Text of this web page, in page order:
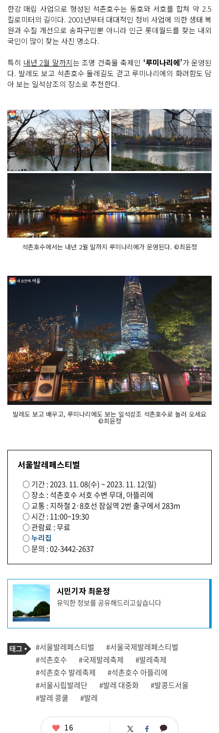
한강 매립 사업으로 형성된 석촌호수는 동호와 서호를 합쳐 약 2.5
킬로미터의 길이다. 2001년부터 대대적인 정비 사업에 의한 생태 복
원과 수질 개선으로 송파구민뿐 아니라 인근 롯데월드를 찾는 내외
국인이 많이 찾는 사진 명소다.
특히 내년 2월 말까지는 조명 건축물 축제인 ‘루미나리에’가 운영된
다. 발레도 보고 석촌호수 둘레길도 걷고 루미나리에의 화려함도 담
아 보는 일석삼조의 장소로 추천한다.
석촌호수에서는 내년 2월 말까지 루미나리에가 운영된다. ©최윤정
발레도 보고 배우고, 루미나리에도 보는 일석삼조 석촌호수로 놀러 오세요
©최윤정
서울발레페스티벌
○ 기간 : 2023. 11. 08(수) ~ 2023. 11. 12(일)
○ 장소 : 석촌호수 서호 수변 무대, 아뜰리에
○ 교통 : 지하철 2·8호선 잠실역 2번 출구에서 283m
○ 시간 : 11:00~19:30
○ 관람료 : 무료
○누리집
○ 문의 : 02-3442-2637
기
사
작
성
자
프
필
시민기자 최윤정
유익한 정보를 공유해드리고싶습니다
기
사
관
련
태
그
태
그
#서울발레페스티벌
#서울국제발레페스티벌
#석촌호수
#국제발레축제
#발레축제
#석촌호수 발레축제
#석촌호수 아뜰리에
#서울시립발레단
#발레 대중화
#발콩드서울
#발레 콩쿨
#발레
좋
16 트 페 카